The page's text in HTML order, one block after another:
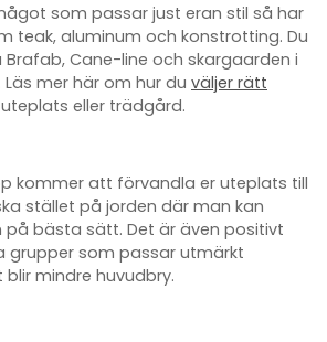
som passar just eran stil så har
teak, aluminum och konstrotting. Du
Cane-line och skargaarden i
mer här om hur du väljer rätt
eller trädgård.
kommer att förvandla er uteplats till
stället på jorden där man kan
bästa sätt. Det är även positivt
som passar utmärkt
mindre huvudbry.